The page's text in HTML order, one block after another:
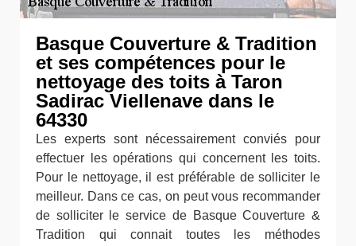
Basque Couverture & Tradition
et ses compétences pour le
nettoyage des toits à Taron
Sadirac Viellenave dans le
64330
Les experts sont nécessairement conviés pour
effectuer les opérations qui concernent les toits.
Pour le nettoyage, il est préférable de solliciter le
meilleur. Dans ce cas, on peut vous recommander
de solliciter le service de Basque Couverture &
Tradition qui connait toutes les méthodes